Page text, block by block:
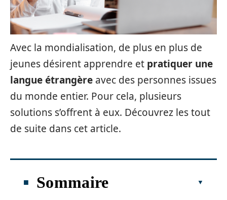
Avec la mondialisation, de plus en plus de
jeunes désirent apprendre et pratiquer une
langue étrangère avec des personnes issues
du monde entier. Pour cela, plusieurs
solutions s’offrent à eux. Découvrez les tout
de suite dans cet article.
Sommaire